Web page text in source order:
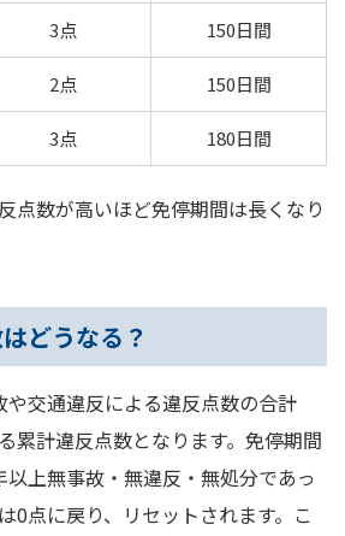
3点 150日間
2点 150日間
3点 180日間
点数が高いほど免停期間は長くなり
どうなる？
交通違反による違反点数の合計
累計違反点数となります。免停期間
上無事故・無違反・無処分であっ
0点に戻り、リセットされます。こ